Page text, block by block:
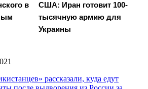
в
США: Иран готовит 100-
тысячную армию для
Украины
рассказали, куда едут